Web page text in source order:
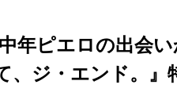
年ピエロの出会
、ジ・エンド。』